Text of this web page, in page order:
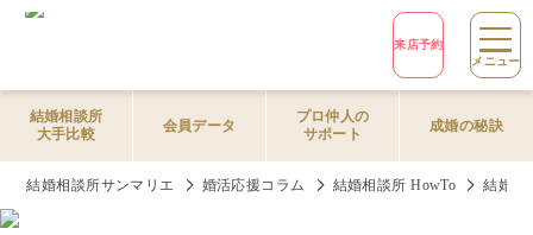
来店予約
メニュー
結婚相談所
大手比較
会員データ
プロ仲人の
サポート
成婚の秘訣
結婚相談所サンマリエ 婚活応援コラム 結婚相談所 HowTo 結婚相